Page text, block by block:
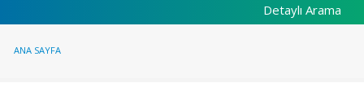
Detaylı Arama
ANA SAYFA